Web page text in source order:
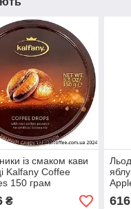
із смаком кави
Kalfany Coffee
150 грам
₴